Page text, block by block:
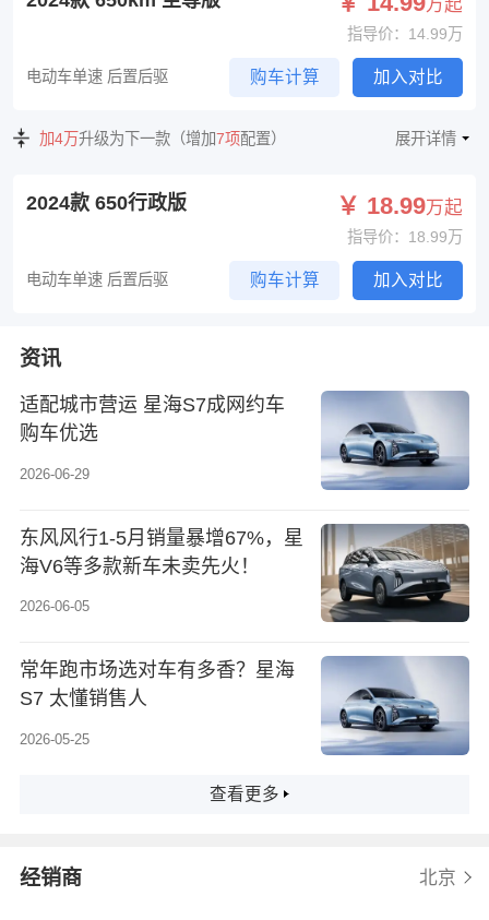
万起
指导价：14.99万
电动车单速 后置后驱 购车计算 加入对比
加4万升级为下一款（增加7项配置） 展开详情
2024款 650行政版 ￥ 18.99万起
指导价：18.99万
电动车单速 后置后驱 购车计算 加入对比
资讯
适配城市营运 星海S7成网约车
购车优选
2026-06-29
东风风行1-5月销量暴增67%，星
海V6等多款新车未卖先火！
2026-06-05
常年跑市场选对车有多香？星海
S7 太懂销售人
2026-05-25
查看更多
经销商 北京